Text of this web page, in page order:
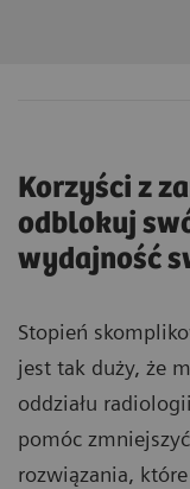
Korzyści z
odblokuj
wydajność
Stopień
jest tak duży, że
oddziału
pomóc
rozwiązania,